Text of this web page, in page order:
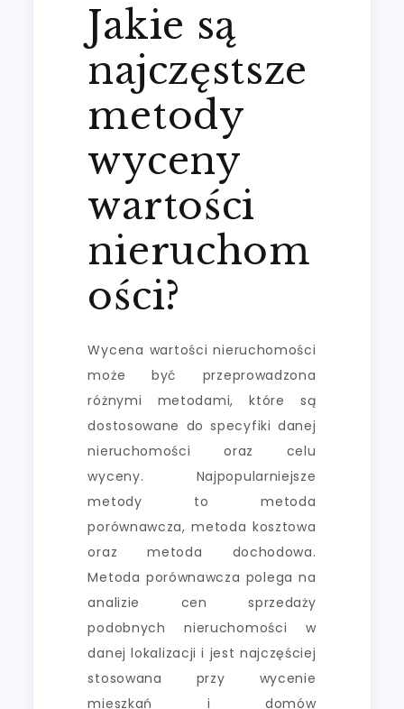
Jakie są
najczęstsze
metody
wyceny
wartości
nieruchom
ości?
Wycena wartości nieruchomości
może być przeprowadzona
różnymi metodami, które są
dostosowane do specyfiki danej
nieruchomości oraz celu
wyceny. Najpopularniejsze
metody to metoda
porównawcza, metoda kosztowa
oraz metoda dochodowa.
Metoda porównawcza polega na
analizie cen sprzedaży
podobnych nieruchomości w
danej lokalizacji i jest najczęściej
stosowana przy wycenie
mieszkań i domów